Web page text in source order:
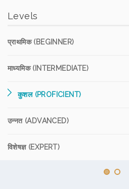
Levels
प्राथमिक (BEGINNER)
माध्यमिक (INTERMEDIATE)
कुशल (PROFICIENT)
उन्नत (ADVANCED)
विशेषज्ञ (EXPERT)